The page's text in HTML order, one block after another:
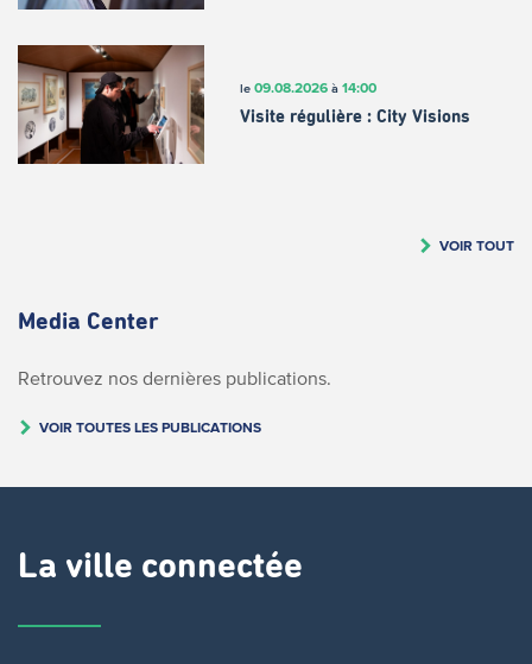
le 09.08.2026à 14:00
Visite régulière : City Visions
VOIR TOUT
Media Center
Retrouvez nos dernières publications.
VOIR TOUTES LES PUBLICATIONS
La ville connectée